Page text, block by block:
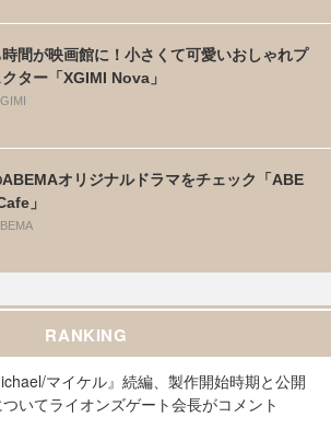
間が映画館に！小さくて可愛いおしゃれプ
ター「XGIMI Nova」
オリジナルドラマをチェック「ABE
」
RANKING
マイケル』続編、製作開始時期と公開
ついてライオンズゲート会長がコメント